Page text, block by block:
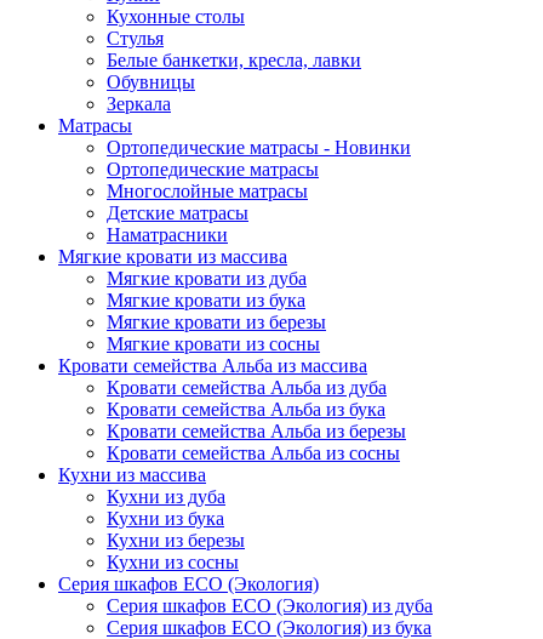
Кухонные столы
Стулья
Белые банкетки, кресла, лавки
Обувницы
Зеркала
Матрасы
Ортопедические матрасы - Новинки
Ортопедические матрасы
Многослойные матрасы
Детские матрасы
Наматрасники
Мягкие кровати из массива
Мягкие кровати из дуба
Мягкие кровати из бука
Мягкие кровати из березы
Мягкие кровати из сосны
Кровати семейства Альба из массива
Кровати семейства Альба из дуба
Кровати семейства Альба из бука
Кровати семейства Альба из березы
Кровати семейства Альба из сосны
Кухни из массива
Кухни из дуба
Кухни из бука
Кухни из березы
Кухни из сосны
Серия шкафов ECO (Экология)
Серия шкафов ECO (Экология) из дуба
Серия шкафов ECO (Экология) из бука